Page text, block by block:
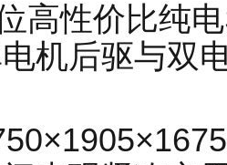
高性价比纯
机后驱与双